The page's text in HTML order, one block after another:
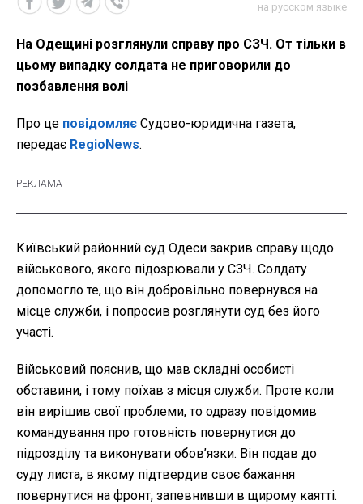
на русском языке
На Одещині розглянули справу про СЗЧ. От тільки в
цьому випадку солдата не приговорили до
позбавлення волі
Про це повідомляє Судово-юридична газета,
передає RegioNews.
Київський районний суд Одеси закрив справу щодо
військового, якого підозрювали у СЗЧ. Солдату
допомогло те, що він добровільно повернувся на
місце служби, і попросив розглянути суд без його
участі.
Військовий пояснив, що мав складні особисті
обставини, і тому поїхав з місця служби. Проте коли
він вирішив свої проблеми, то одразу повідомив
командування про готовність повернутися до
підрозділу та виконувати обов’язки. Він подав до
суду листа, в якому підтвердив своє бажання
повернутися на фронт, запевнивши в щирому каятті.